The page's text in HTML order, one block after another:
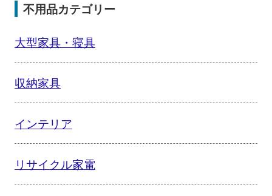
不用品カテゴリー
大型家具・寝具
収納家具
インテリア
リサイクル家電